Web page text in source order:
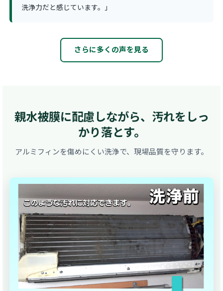
洗浄力だと感じています。」
さらに多くの声を見る
親水被膜に配慮しながら、汚れをしっ
かり落とす。
アルミフィンを傷めにくい洗浄で、現場品質を守ります。